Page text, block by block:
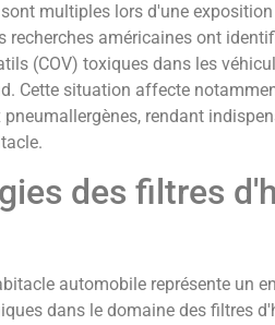
multiples lors d'une
américaines ont
(COV) toxiques dans les
Cette situation affecte
rendant
des filtres
automobile représente un
dans le domaine des filtres